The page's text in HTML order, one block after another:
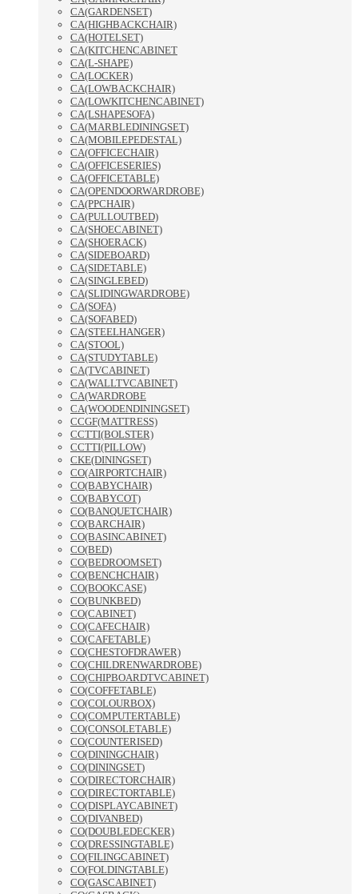
CA(GARDENSET)
CA(HIGHBACKCHAIR)
CA(HOTELSET)
CA(KITCHENCABINET
CA(L-SHAPE)
CA(LOCKER)
CA(LOWBACKCHAIR)
CA(LOWKITCHENCABINET)
CA(LSHAPESOFA)
CA(MARBLEDININGSET)
CA(MOBILEPEDESTAL)
CA(OFFICECHAIR)
CA(OFFICESERIES)
CA(OFFICETABLE)
CA(OPENDOORWARDROBE)
CA(PPCHAIR)
CA(PULLOUTBED)
CA(SHOECABINET)
CA(SHOERACK)
CA(SIDEBOARD)
CA(SIDETABLE)
CA(SINGLEBED)
CA(SLIDINGWARDROBE)
CA(SOFA)
CA(SOFABED)
CA(STEELHANGER)
CA(STOOL)
CA(STUDYTABLE)
CA(TVCABINET)
CA(WALLTVCABINET)
CA(WARDROBE
CA(WOODENDININGSET)
CCGF(MATTRESS)
CCTTI(BOLSTER)
CCTTI(PILLOW)
CKE(DININGSET)
CO(AIRPORTCHAIR)
CO(BABYCHAIR)
CO(BABYCOT)
CO(BANQUETCHAIR)
CO(BARCHAIR)
CO(BASINCABINET)
CO(BED)
CO(BEDROOMSET)
CO(BENCHCHAIR)
CO(BOOKCASE)
CO(BUNKBED)
CO(CABINET)
CO(CAFECHAIR)
CO(CAFETABLE)
CO(CHESTOFDRAWER)
CO(CHILDRENWARDROBE)
CO(CHIPBOARDTVCABINET)
CO(COFFETABLE)
CO(COLOURBOX)
CO(COMPUTERTABLE)
CO(CONSOLETABLE)
CO(COUNTERISED)
CO(DININGCHAIR)
CO(DININGSET)
CO(DIRECTORCHAIR)
CO(DIRECTORTABLE)
CO(DISPLAYCABINET)
CO(DIVANBED)
CO(DOUBLEDECKER)
CO(DRESSINGTABLE)
CO(FILINGCABINET)
CO(FOLDINGTABLE)
CO(GASCABINET)